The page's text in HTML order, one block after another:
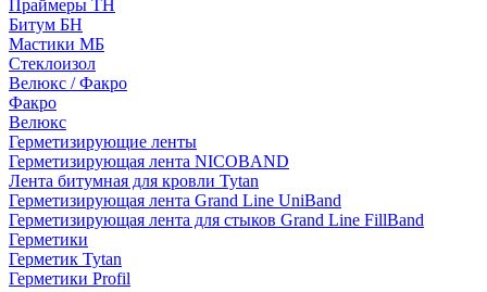
Праймеры ТН
Битум БН
Мастики МБ
Стеклоизол
Велюкс / Факро
Факро
Велюкс
Герметизирующие ленты
Герметизирующая лента NICOBAND
Лента битумная для кровли Tytan
Герметизирующая лента Grand Line UniBand
Герметизирующая лента для стыков Grand Line FillBand
Герметики
Герметик Tytan
Герметики Profil